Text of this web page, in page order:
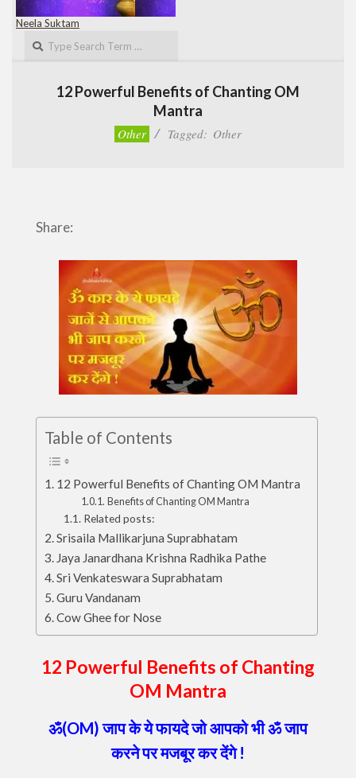
Neela Suktam
12 Powerful Benefits of Chanting OM
Mantra
Other Tagged: Other
Share:
Table of Contents
12 Powerful Benefits of Chanting OM Mantra
Benefits of Chanting OM Mantra
Related posts:
Srisaila Mallikarjuna Suprabhatam
Jaya Janardhana Krishna Radhika Pathe
Sri Venkateswara Suprabhatam
Guru Vandanam
Cow Ghee for Nose
12 Powerful Benefits of Chanting
OM Mantra
ॐ(OM) जाप के ये फायदे जो आपको भी ॐ जाप
करने पर मजबूर कर देंगे !